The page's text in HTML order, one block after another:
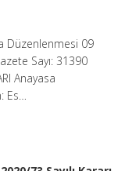
Düzenlenmesi 09
Sayı: 31390
Anayasa
Es…